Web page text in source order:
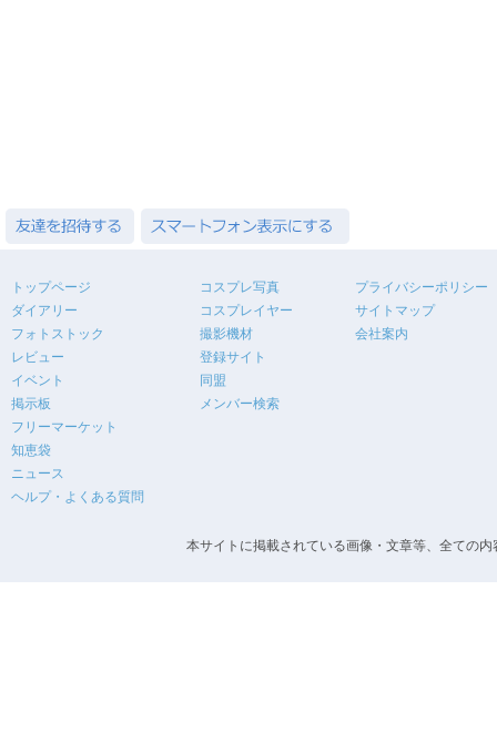
トップページ
ダイアリー
フォトストック
レビュー
イベント
掲示板
フリーマーケット
知恵袋
ニュース
ヘルプ・よくある質問
コスプレ写真
コスプレイヤー
撮影機材
登録サイト
同盟
メンバー検索
プライバシーポリシー
サイトマップ
会社案内
本サイトに掲載されている画像・文章等、全ての